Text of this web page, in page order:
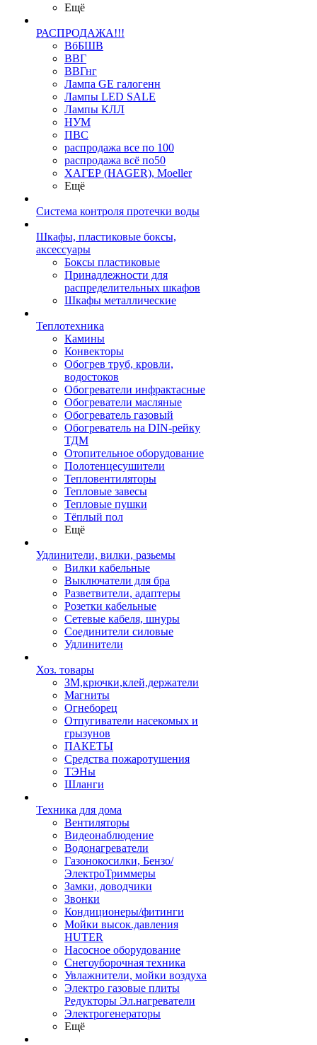
Ещё
РАСПРОДАЖА!!!
ВбБШВ
ВВГ
ВВГнг
Лампа GE галогенн
Лампы LED SALE
Лампы КЛЛ
НУМ
ПВС
распродажа все по 100
распродажа всё по50
ХАГЕР (HAGER), Moeller
Ещё
Система контроля протечки воды
Шкафы, пластиковые боксы,
аксессуары
Боксы пластиковые
Принадлежности для
распределительных шкафов
Шкафы металлические
Теплотехника
Камины
Конвекторы
Обогрев труб, кровли,
водостоков
Обогреватели инфрактасные
Обогреватели масляные
Обогреватель газовый
Обогреватель на DIN-рейку
ТДМ
Отопительное оборудование
Полотенцесушители
Тепловентиляторы
Тепловые завесы
Тепловые пушки
Тёплый пол
Ещё
Удлинители, вилки, разьемы
Вилки кабельные
Выключатели для бра
Разветвители, адаптеры
Розетки кабельные
Сетевые кабеля, шнуры
Соединители силовые
Удлинители
Хоз. товары
ЗМ,крючки,клей,держатели
Магниты
Огнеборец
Отпугиватели насекомых и
грызунов
ПАКЕТЫ
Средства пожаротушения
ТЭНы
Шланги
Техника для дома
Вентиляторы
Видеонаблюдение
Водонагреватели
Газонокосилки, Бензо/
ЭлектроТриммеры
Замки, доводчики
Звонки
Кондиционеры/фитинги
Мойки высок.давления
HUTER
Насосное оборудование
Снегоуборочная техника
Увлажнители, мойки воздуха
Электро газовые плиты
Редукторы Эл.нагреватели
Электрогенераторы
Ещё